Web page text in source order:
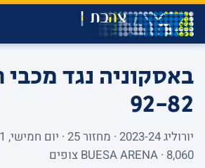
באסקוניה נגד מכבי
92-82
BUESA ARENA · 8,060 צופים